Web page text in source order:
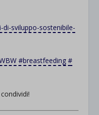
sviluppo-sostenibile-
#breastfeeding #